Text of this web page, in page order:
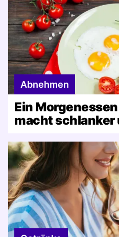
Abnehmen
Ein
macht schlanker